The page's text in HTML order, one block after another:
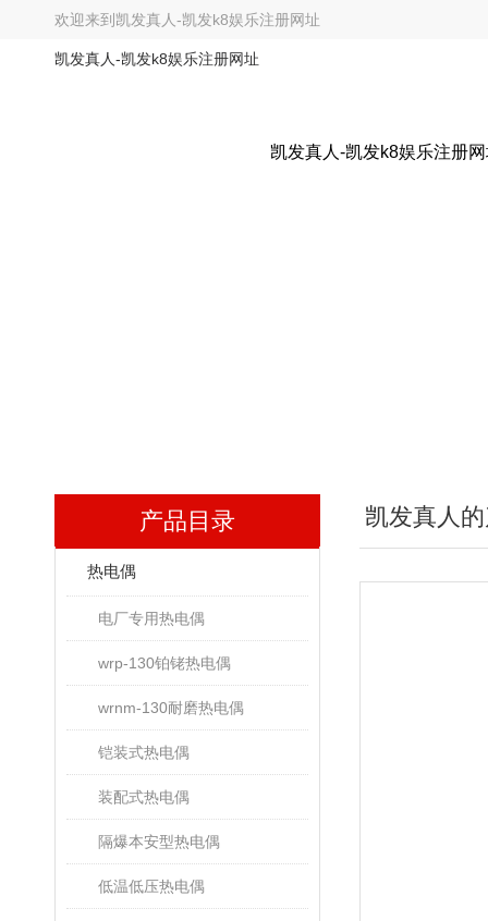
欢迎来到 凯发真人-凯发k8娱乐注册网址
凯发真人-凯发k8娱乐注册网址
凯发真人-凯发k8娱乐注册
产品目录
热电偶
电厂专用热电偶
wrp-130铂铑热电偶
wrnm-130耐磨热电偶
铠装式热电偶
装配式热电偶
隔爆本安型热电偶
低温低压热电偶
凯发真人